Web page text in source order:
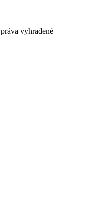
vyhradené |